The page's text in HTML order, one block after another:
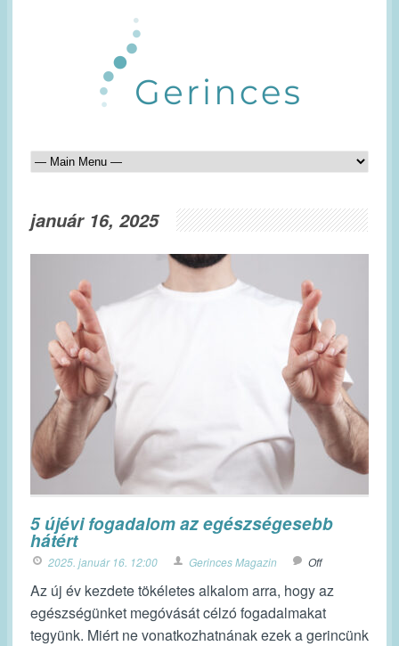
január 16, 2025
5 újévi fogadalom az egészségesebb
hátért
2025. január 16. 12:00 Gerinces Magazin Off
Az új év kezdete tökéletes alkalom arra, hogy az
egészségünket megóvását célzó fogadalmakat
tegyünk. Miért ne vonatkozhatnának ezek a gerincünk